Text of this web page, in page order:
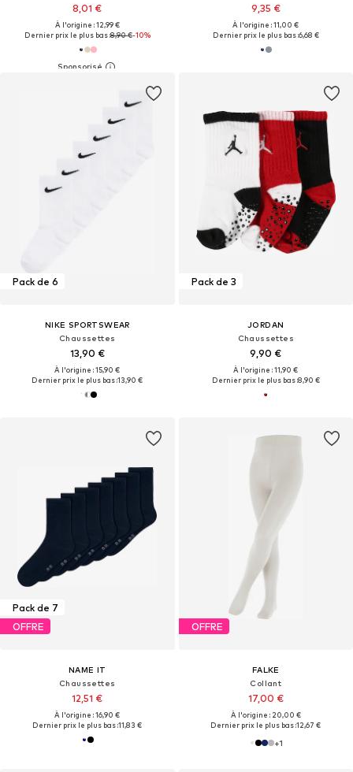
8,01 €
À l'origine : 12,99 €
Dernier prix le plus bas :8,90 €-10%
9,35 €
À l'origine : 11,00 €
Dernier prix le plus bas :6,68 €
Pack de 6
NIKE SPORTSWEAR
Chaussettes
13,90 €
À l'origine : 15,90 €
Dernier prix le plus bas :13,90 €
Pack de 3
JORDAN
Chaussettes
9,90 €
À l'origine : 11,90 €
Dernier prix le plus bas :8,90 €
Pack de 7
OFFRE
NAME IT
Chaussettes
12,51 €
À l'origine : 16,90 €
Dernier prix le plus bas :11,83 €
OFFRE
FALKE
Collant
17,00 €
À l'origine : 20,00 €
Dernier prix le plus bas :12,67 €
+1